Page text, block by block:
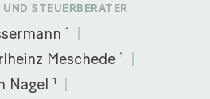
STEUERBERATER
1
Meschede 1
Nagel 1